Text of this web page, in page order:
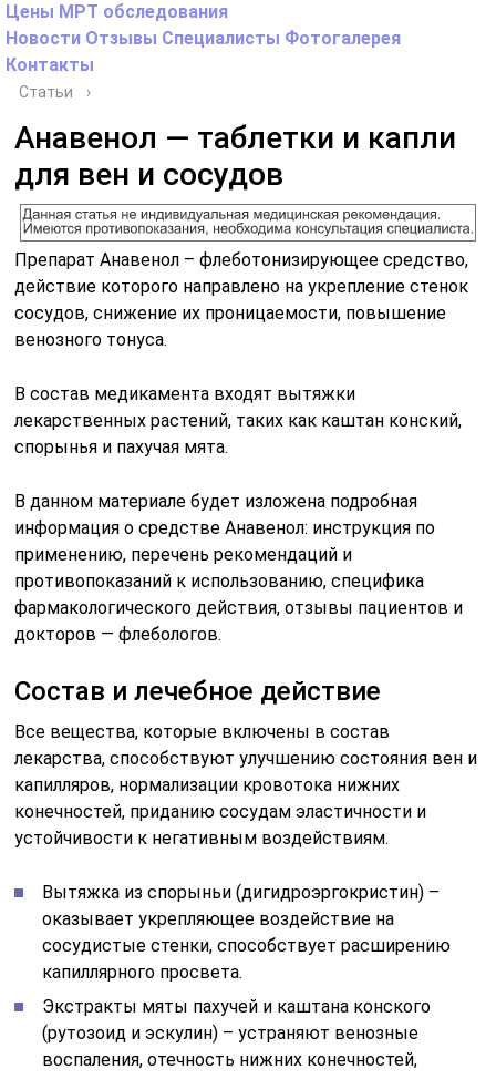
Цены МРТ обследования
Новости Отзывы Специалисты Фотогалерея
Контакты
Статьи ›
Анавенол ― таблетки и капли
для вен и сосудов
Препарат Анавенол – флеботонизирующее средство,
действие которого направлено на укрепление стенок
сосудов, снижение их проницаемости, повышение
венозного тонуса.
В состав медикамента входят вытяжки
лекарственных растений, таких как каштан конский,
спорынья и пахучая мята.
В данном материале будет изложена подробная
информация о средстве Анавенол: инструкция по
применению, перечень рекомендаций и
противопоказаний к использованию, специфика
фармакологического действия, отзывы пациентов и
докторов — флебологов.
Состав и лечебное действие
Все вещества, которые включены в состав
лекарства, способствуют улучшению состояния вен и
капилляров, нормализации кровотока нижних
конечностей, приданию сосудам эластичности и
устойчивости к негативным воздействиям.
Вытяжка из спорыньи (дигидроэргокристин) –
оказывает укрепляющее воздействие на
сосудистые стенки, способствует расширению
капиллярного просвета.
Экстракты мяты пахучей и каштана конского
(рутозоид и эскулин) – устраняют венозные
воспаления, отечность нижних конечностей,